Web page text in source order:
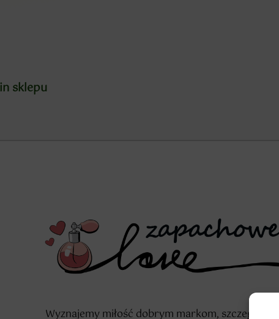
sklepu
Wyznajemy miłość dobrym markom, szczególnie w